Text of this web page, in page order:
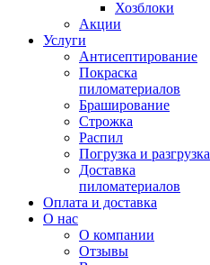
Хозблоки
Акции
Услуги
Антисептирование
Покраска
пиломатериалов
Браширование
Строжка
Распил
Погрузка и разгрузка
Доставка
пиломатериалов
Оплата и доставка
О нас
О компании
Отзывы